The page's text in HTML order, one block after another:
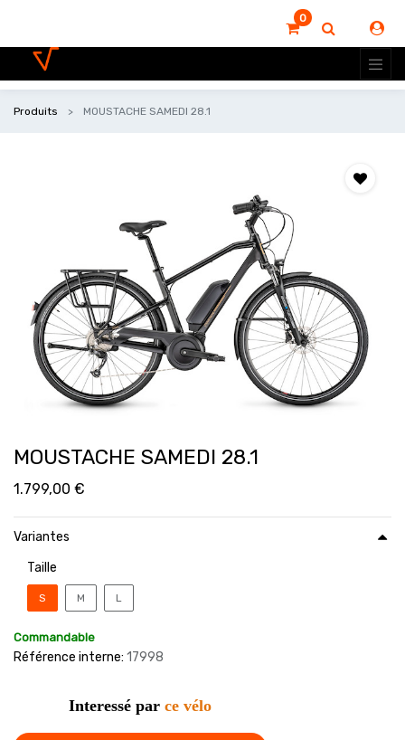
0
Produits MOUSTACHE SAMEDI 28.1
MOUSTACHE SAMEDI 28.1
1.799,00 €
Variantes
Taille
S M L
Commandable
Référence interne: 17998
Interessé par ce vélo